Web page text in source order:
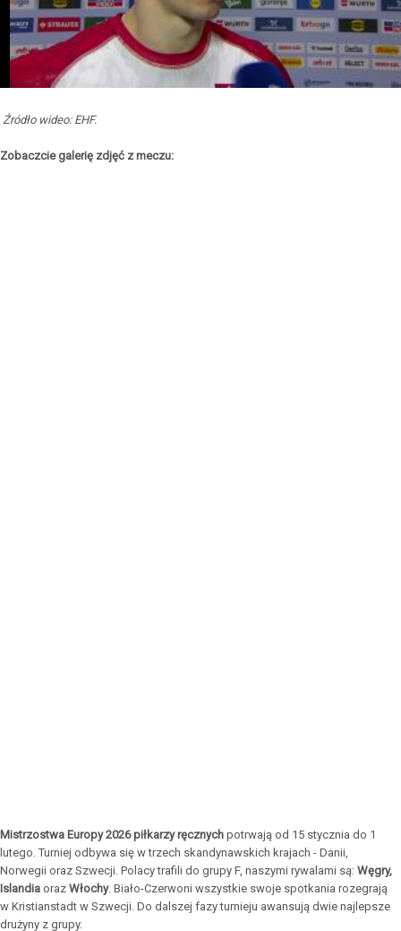
Źródło wideo: EHF.
Zobaczcie galerię zdjęć z meczu:
Mistrzostwa Europy 2026 piłkarzy ręcznych potrwają od 15 stycznia do 1
lutego. Turniej odbywa się w trzech skandynawskich krajach - Danii,
Norwegii oraz Szwecji. Polacy trafili do grupy F, naszymi rywalami są: Węgry,
Islandia oraz Włochy. Biało-Czerwoni wszystkie swoje spotkania rozegrają
w Kristianstadt w Szwecji. Do dalszej fazy turnieju awansują dwie najlepsze
drużyny z grupy.